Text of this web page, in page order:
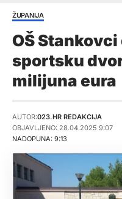
ŽUPANIJA
OŠ
sportsku
milijuna eura
NADOPUNA: 9:13
AUTOR:023.HR REDAKCIJA
OBJAVLJENO: 28.04.2025 9:07